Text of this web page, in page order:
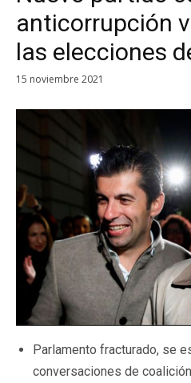
anticorrupción
las elecciones
15 noviembre 2021
Parlamento fracturado, se
conversaciones de coalición